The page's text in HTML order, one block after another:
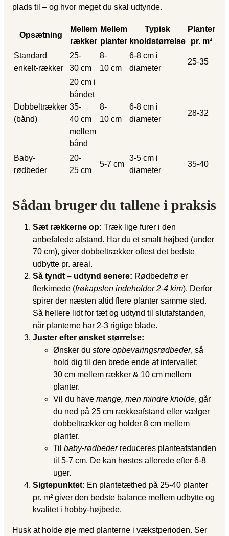
plads til – og hvor meget du skal udtynde.
Opsætning
Mellem
rækker
Mellem
planter
Typisk
knoldstørrelse
Planter
pr. m²
Standard
enkelt-rækker
25-
30 cm
8-
10 cm
6-8 cm i
diameter
25-35
Dobbeltrækker
(bånd)
20 cm i
båndet
35-
40 cm
mellem
bånd
8-
10 cm
6-8 cm i
diameter
28-32
Baby-
rødbeder
20-
25 cm
5-7 cm
3-5 cm i
diameter
35-40
Sådan bruger du tallene i praksis
Sæt rækkerne op: Træk lige furer i den
anbefalede afstand. Har du et smalt højbed (under
70 cm), giver dobbeltrækker oftest det bedste
udbytte pr. areal.
Så tyndt – udtynd senere: Rødbedefrø er
flerkimede (frøkapslen indeholder 2-4 kim). Derfor
spirer der næsten altid flere planter samme sted.
Så hellere lidt for tæt og udtynd til slutafstanden,
når planterne har 2-3 rigtige blade.
Juster efter ønsket størrelse:
Ønsker du store opbevaringsrødbeder, så
hold dig til den brede ende af intervallet:
30 cm mellem rækker & 10 cm mellem
planter.
Vil du have mange, men mindre knolde, går
du ned på 25 cm rækkeafstand eller vælger
dobbeltrækker og holder 8 cm mellem
planter.
Til baby-rødbederreduceres planteafstanden
til 5-7 cm. De kan høstes allerede efter 6-8
uger.
Sigtepunktet: En plantetæthed på 25-40 planter
pr. m² giver den bedste balance mellem udbytte og
kvalitet i hobby-højbede.
Husk at holde øje med planterne i vækstperioden. Ser